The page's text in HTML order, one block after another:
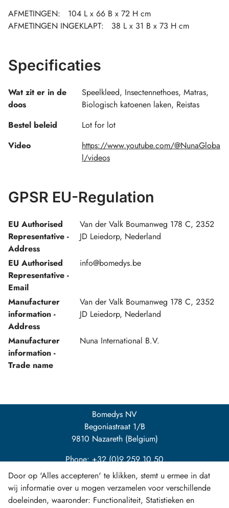
AFMETINGEN: 104 L x 66 B x 72 H cm
AFMETINGEN INGEKLAPT: 38 L x 31 B x 73 H cm
Specificaties
Wat zit er in de
doos
Speelkleed, Insectennethoes, Matras,
Biologisch katoenen laken, Reistas
Bestel beleid
Lot for lot
Video
https://www.youtube.com/@NunaGloba
l/videos
GPSR EU-Regulation
EU Authorised
Representative -
Address
Van der Valk Boumanweg 178 C, 2352
JD Leiedorp, Nederland
EU Authorised
Representative -
Email
info@bomedys.be
Manufacturer
information -
Address
Van der Valk Boumanweg 178 C, 2352
JD Leiedorp, Nederland
Manufacturer
information -
Trade name
Nuna International B.V.
Bomedys NV
Begoniastraat 1/B
9810 Nazareth (Belgium)
Phone: +32 (0)9 259 10 50
info@bomedys.be
Door op 'Alles accepteren' te klikken, stemt u ermee in dat
wij informatie over u mogen verzamelen voor verschillende
doeleinden, waaronder: Functionaliteit, Statistieken en